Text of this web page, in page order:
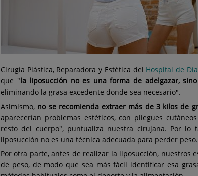
Cirugía Plástica, Reparadora y Estética del Hospital de
que "la liposucción no es una forma de adelgazar,
eliminando la grasa excedente donde sea necesario".
Asimismo, no se recomienda extraer más de 3 kilos de
aparecerían problemas estéticos, con pliegues
resto del cuerpo", puntualiza nuestra cirujana. Por lo
liposucción no es una técnica adecuada para perder peso.
Por otra parte, antes de realizar la liposucción, nuestros
de peso, de modo que sea más fácil identificar esa